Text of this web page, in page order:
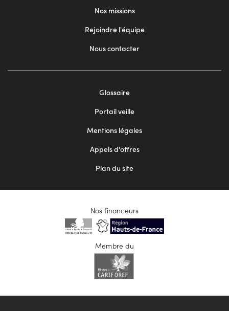
Nos missions
Rejoindre l'équipe
Nous contacter
Glossaire
Portail veille
Mentions légales
Appels d'offres
Plan du site
Nos financeurs
Membre du